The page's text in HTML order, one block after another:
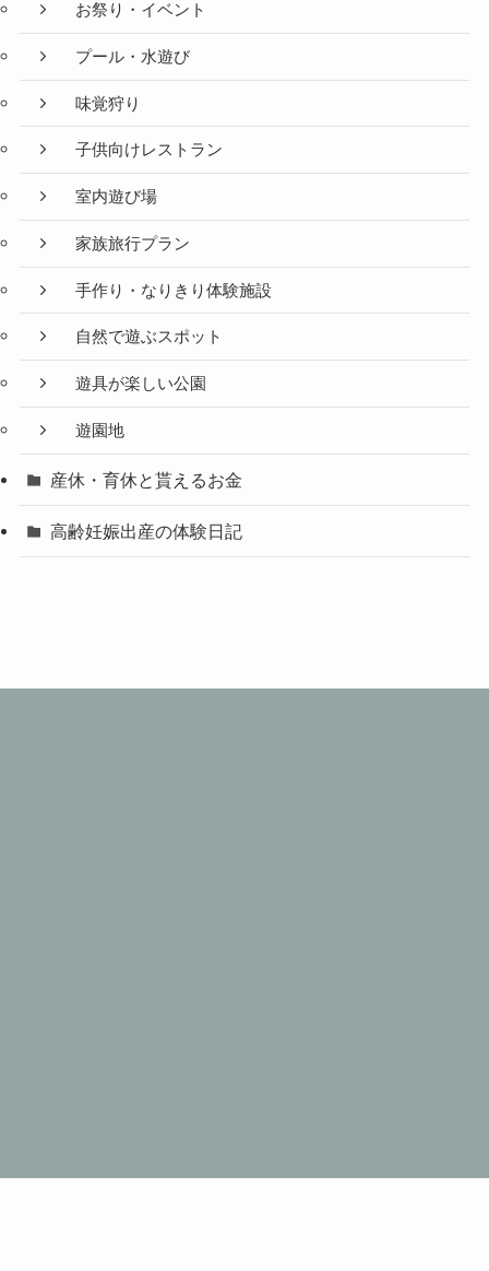
お祭り・イベント
プール・水遊び
味覚狩り
子供向けレストラン
室内遊び場
家族旅行プラン
手作り・なりきり体験施設
自然で遊ぶスポット
遊具が楽しい公園
遊園地
産休・育休と貰えるお金
高齢妊娠出産の体験日記